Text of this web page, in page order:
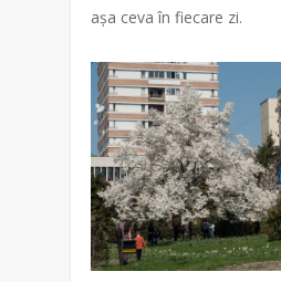
așa ceva în fiecare zi.